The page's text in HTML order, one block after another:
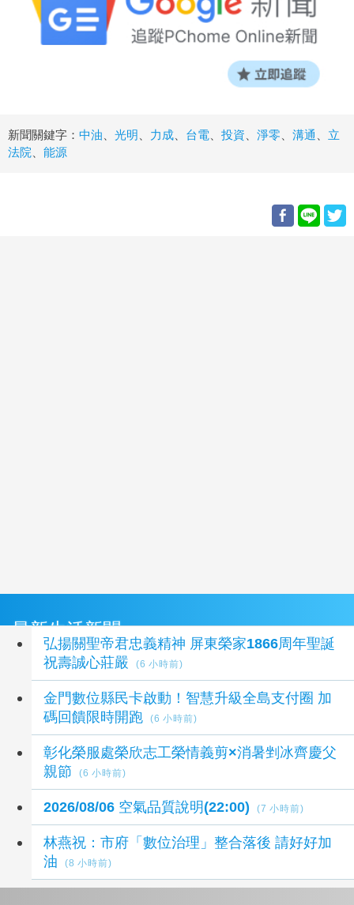
新聞關鍵字： 中油 光明 力成 台電 投資 淨零 溝通
立
法院
能源
最新生活新聞
弘揚關聖帝君忠義精神 屏東榮家1866周年聖誕
祝壽誠心莊嚴
(6 小時前)
金門數位縣民卡啟動！智慧升級全島支付圈 加
碼回饋限時開跑
(6 小時前)
彰化榮服處榮欣志工榮情義剪×消暑剉冰齊慶父
親節
(6 小時前)
2026/08/06 空氣品質說明(22:00) (7 小時前)
林燕祝：市府「數位治理」整合落後 請好好加
油
(8 小時前)